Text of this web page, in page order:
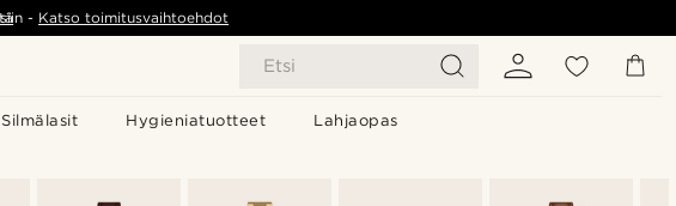
Etsi
Silmälasit Hygieniatuotteet Lahjaopas
- Katso toimitusvaihtoehdot